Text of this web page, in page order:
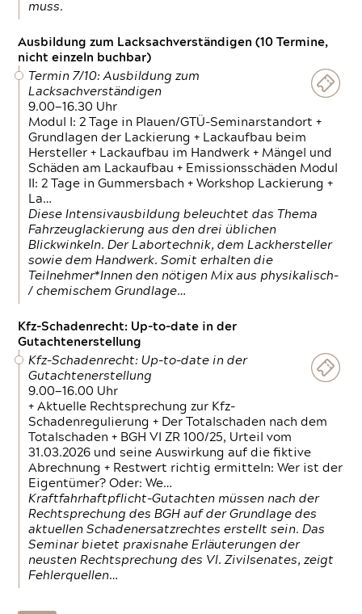
muss.
Ausbildung zum Lacksachverständigen (10 Termine,
nicht einzeln buchbar)
Termin 7/10: Ausbildung zum
Lacksachverständigen
9.00—16.30 Uhr
Modul I: 2 Tage in Plauen/GTÜ-Seminarstandort +
Grundlagen der Lackierung + Lackaufbau beim
Hersteller + Lackaufbau im Handwerk + Mängel und
Schäden am Lackaufbau + Emissionsschäden Modul
II: 2 Tage in Gummersbach + Workshop Lackierung +
La…
Diese Intensivausbildung beleuchtet das Thema
Fahrzeuglackierung aus den drei üblichen
Blickwinkeln. Der Labortechnik, dem Lackhersteller
sowie dem Handwerk. Somit erhalten die
Teilnehmer*Innen den nötigen Mix aus physikalisch-
/ chemischem Grundlage…
Kfz-Schadenrecht: Up-to-date in der
Gutachtenerstellung
Kfz-Schadenrecht: Up-to-date in der
Gutachtenerstellung
9.00—16.00 Uhr
+ Aktuelle Rechtsprechung zur Kfz-
Schadenregulierung + Der Totalschaden nach dem
Totalschaden + BGH VI ZR 100/25, Urteil vom
31.03.2026 und seine Auswirkung auf die fiktive
Abrechnung + Restwert richtig ermitteln: Wer ist der
Eigentümer? Oder: We…
Kraftfahrhaftpflicht-Gutachten müssen nach der
Rechtsprechung des BGH auf der Grundlage des
aktuellen Schadenersatzrechtes erstellt sein. Das
Seminar bietet praxisnahe Erläuterungen der
neusten Rechtsprechung des VI. Zivilsenates, zeigt
Fehlerquellen…